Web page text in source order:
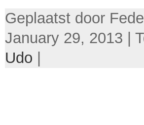
Geplaatst door
January 29, 2013 |
Udo